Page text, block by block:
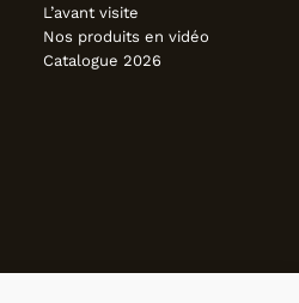
L’avant visite
Nos produits en vidéo
Catalogue 2026